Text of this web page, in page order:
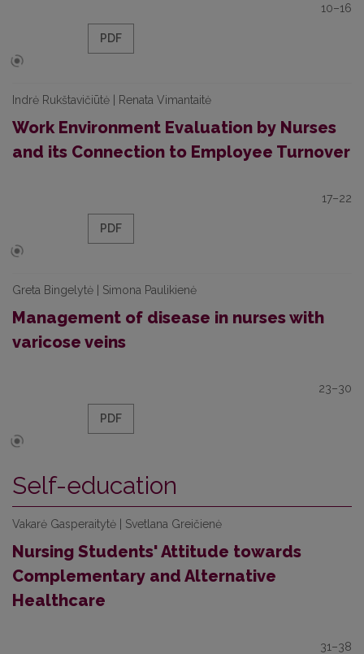
10–16
PDF
Indrė Rukštavičiūtė | Renata Vimantaitė
Work Environment Evaluation by Nurses
and its Connection to Employee Turnover
17–22
PDF
Greta Bingelytė | Simona Paulikienė
Management of disease in nurses with
varicose veins
23–30
PDF
Self-education
Vakarė Gasperaitytė | Svetlana Greičienė
Nursing Students' Attitude towards
Complementary and Alternative
Healthcare
31–38